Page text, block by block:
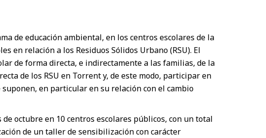
de educación ambiental, en los centros escolares de la
en relación a los Residuos Sólidos Urbano (RSU). El
de forma directa, e indirectamente a las familias, de la
de los RSU en Torrent y, de este modo, participar en
en particular en su relación con el cambio
octubre en 10 centros escolares públicos, con un total
de un taller de sensibilización con carácter